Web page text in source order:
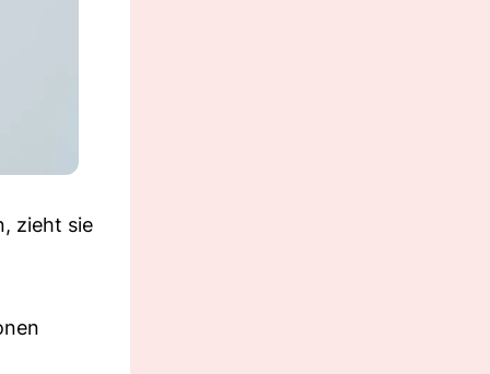
zieht sie